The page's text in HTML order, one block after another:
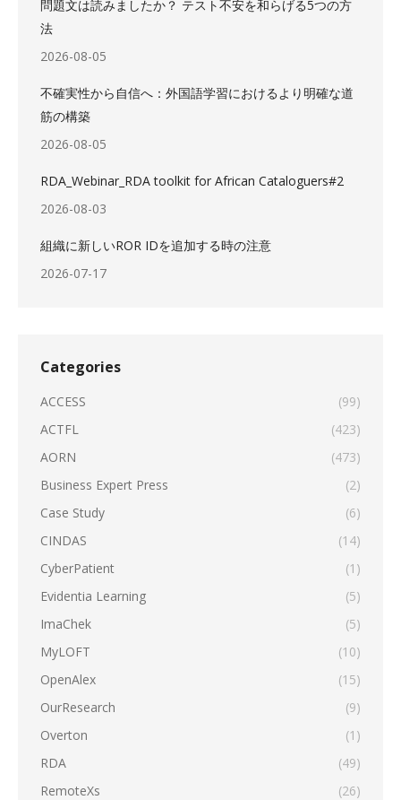
問題文は読みましたか？ テスト不安を和らげる5つの方
法
2026-08-05
不確実性から自信へ：外国語学習におけるより明確な道
筋の構築
2026-08-05
RDA_Webinar_RDA toolkit for African Cataloguers#2
2026-08-03
組織に新しいROR IDを追加する時の注意
2026-07-17
Categories
ACCESS
(99)
ACTFL
(423)
AORN
(473)
Business Expert Press
(2)
Case Study
(6)
CINDAS
(14)
CyberPatient
(1)
Evidentia Learning
(5)
ImaChek
(5)
MyLOFT
(10)
OpenAlex
(15)
OurResearch
(9)
Overton
(1)
RDA
(49)
RemoteXs
(26)